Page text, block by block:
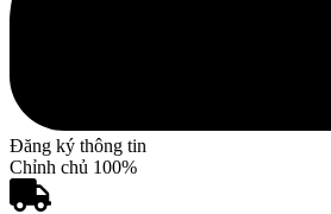
Đăng ký thông tin
Chỉnh chủ 100%